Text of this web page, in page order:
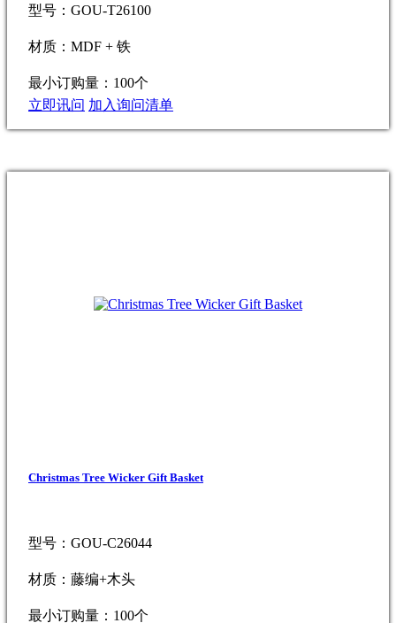
型号：GOU-T26100
材质：MDF + 铁
最小订购量：100个
立即讯问 加入询问清单
Christmas Tree Wicker Gift Basket
型号：GOU-C26044
材质：藤编+木头
最小订购量：100个